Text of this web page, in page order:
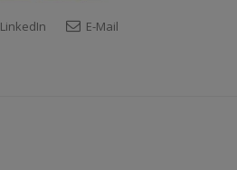
LinkedIn E-Mail